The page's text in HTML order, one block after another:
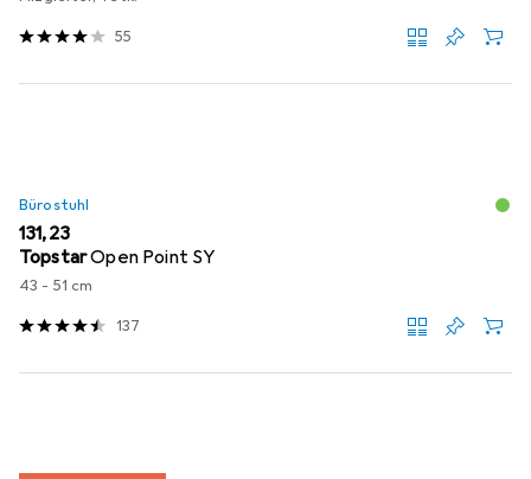
55
Bürostuhl
EUR
131,23
TopstarOpen Point SY
43 - 51 cm
137